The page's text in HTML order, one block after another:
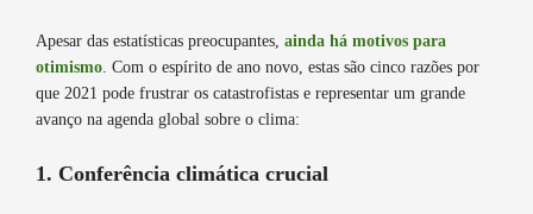
Apesar das estatísticas preocupantes, ainda há motivos para
otimismo. Com o espírito de ano novo, estas são cinco razões por
que 2021 pode frustrar os catastrofistas e representar um grande
avanço na agenda global sobre o clima:
1. Conferência climática crucial